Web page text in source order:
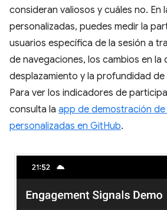
consideran valiosos y cuáles no. En
personalizadas, puedes medir la
usuarios específica de la sesión a
de navegaciones, los cambios en la
desplazamiento y la profundidad
Para ver los indicadores de
consulta la app de demostración
personalizadas en GitHub.